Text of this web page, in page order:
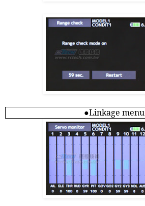
●Linkage menu